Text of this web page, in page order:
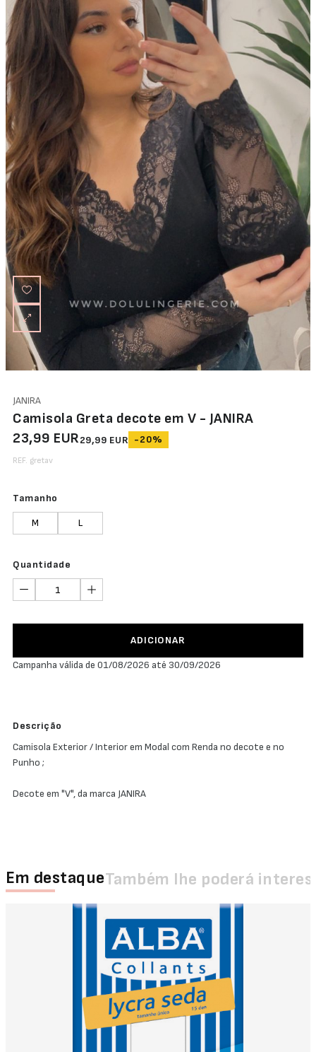
JANIRA
Camisola Greta decote em V - JANIRA
23,99 EUR29,99 EUR -20%
REF. gretav
Tamanho
M L
Quantidade
ADICIONAR
Campanha válida de 01/08/2026 até 30/09/2026
Descrição
Camisola Exterior / Interior em Modal com Renda no decote e no
Punho ;
Decote em "V", da marca JANIRA
Em destaqueTambém lhe poderá